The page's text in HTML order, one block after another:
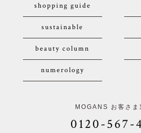
shopping guide
sustainable
beauty column
numerology
MOGANS お客さま
0120-567-